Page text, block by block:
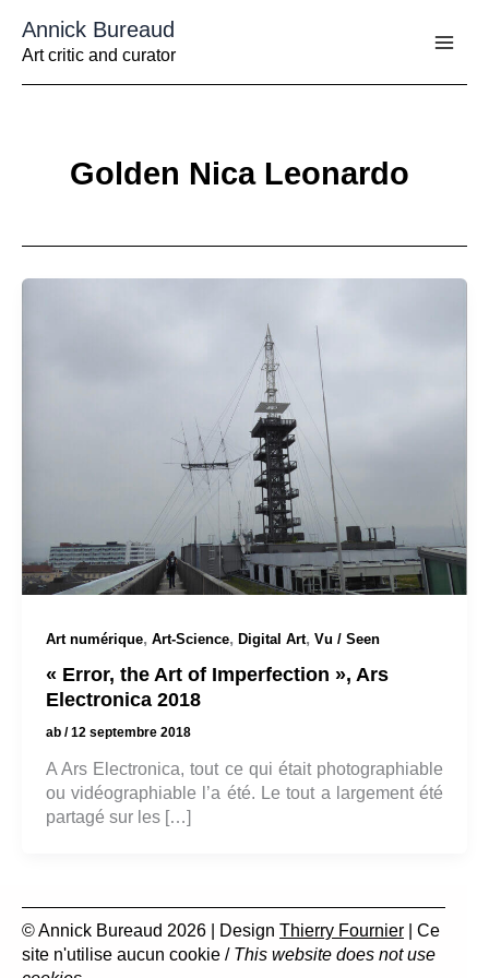
contenu
Annick Bureaud
Art critic and curator
Golden Nica Leonardo
Art numérique, Art-Science, Digital Art, Vu / Seen
« Error, the Art of Imperfection », Ars
Electronica 2018
ab /12 septembre 2018
A Ars Electronica, tout ce qui était photographiable
ou vidéographiable l’a été. Le tout a largement été
partagé sur les […]
© Annick Bureaud 2026 | Design Thierry Fournier | Ce
site n'utilise aucun cookie / This website does not use